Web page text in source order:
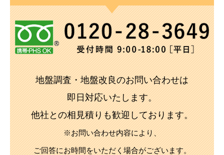
地盤調査・地盤改良のお問い合わせは
即日対応いたします。
他社との相見積りも歓迎しております。
※お問い合わせ内容により、
ご回答にお時間をいただく場合がございます。